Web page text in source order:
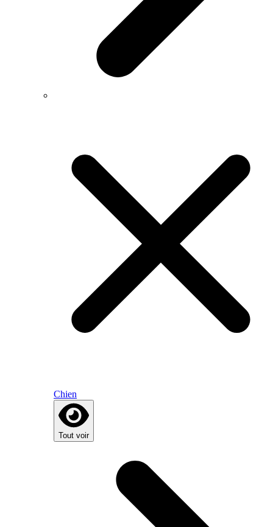
Chien
Tout voir